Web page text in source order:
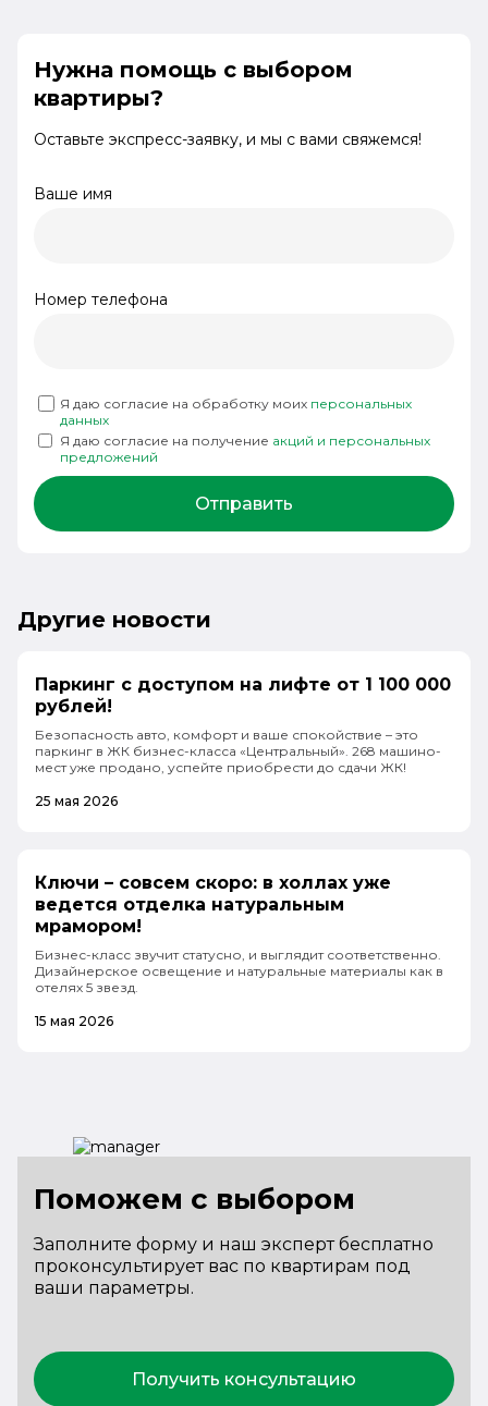
Нужна помощь с выбором
квартиры?
Оставьте экспресс-заявку, и мы с вами свяжемся!
Ваше имя
Номер телефона
Я даю согласие на обработку моих персональных
данных
Я даю согласие на получение акций и персональных
предложений
Отправить
Другие новости
Паркинг с доступом на лифте от 1 100 000
рублей!
Безопасность авто, комфорт и ваше спокойствие – это
паркинг в ЖК бизнес-класса «Центральный». 268 машино-
мест уже продано, успейте приобрести до сдачи ЖК!
25 мая 2026
Ключи – совсем скоро: в холлах уже
ведется отделка натуральным
мрамором!
Бизнес-класс звучит статусно, и выглядит соответственно.
Дизайнерское освещение и натуральные материалы как в
отелях 5 звезд.
15 мая 2026
Поможем с выбором
Заполните форму и наш эксперт бесплатно
проконсультирует вас по квартирам под
ваши параметры.
Получить консультацию